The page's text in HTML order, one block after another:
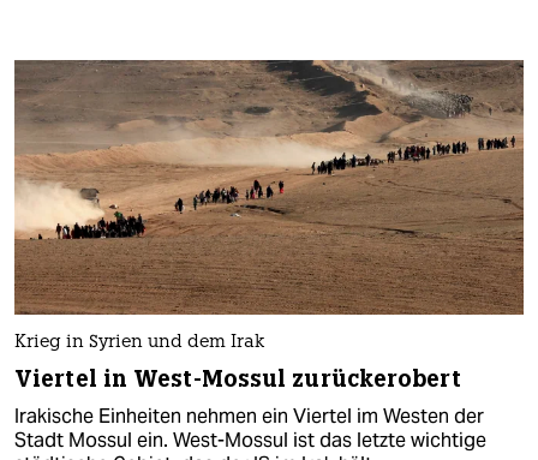
Krieg in Syrien und dem Irak
Viertel in West-Mossul zurückerobert
Irakische Einheiten nehmen ein Viertel im Westen der
Stadt Mossul ein. West-Mossul ist das letzte wichtige